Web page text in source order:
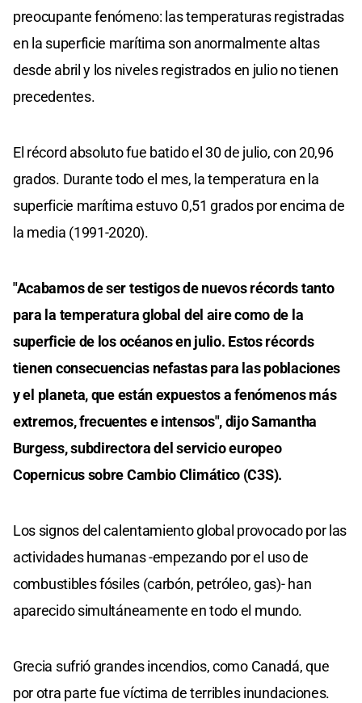
preocupante fenómeno: las temperaturas registradas
en la superficie marítima son anormalmente altas
desde abril y los niveles registrados en julio no tienen
precedentes.
El récord absoluto fue batido el 30 de julio, con 20,96
grados. Durante todo el mes, la temperatura en la
superficie marítima estuvo 0,51 grados por encima de
la media (1991-2020).
"Acabamos de ser testigos de nuevos récords tanto
para la temperatura global del aire como de la
superficie de los océanos en julio. Estos récords
tienen consecuencias nefastas para las poblaciones
y el planeta, que están expuestos a fenómenos más
extremos, frecuentes e intensos", dijo Samantha
Burgess, subdirectora del servicio europeo
Copernicus sobre Cambio Climático (C3S).
Los signos del calentamiento global provocado por las
actividades humanas -empezando por el uso de
combustibles fósiles (carbón, petróleo, gas)- han
aparecido simultáneamente en todo el mundo.
Grecia sufrió grandes incendios, como Canadá, que
por otra parte fue víctima de terribles inundaciones.